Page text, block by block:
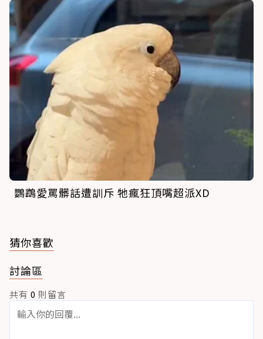
鸚鵡愛罵髒話遭訓斥 牠瘋狂頂嘴超派XD
猜你喜歡
討論區
共有 0 則留言